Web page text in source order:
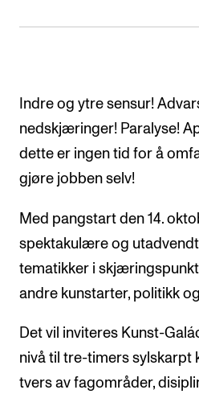
Indre og ytre sensur!
nedskjæringer! Paralyse!
dette er ingen tid for å
gjøre jobben selv!
Med pangstart den 14.
spektakulære og
tematikker i
andre kunstarter, politikk
Det vil inviteres Kunst-
nivå til tre-timers sylskarpt
tvers av fagområder,